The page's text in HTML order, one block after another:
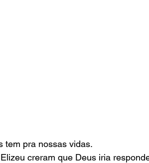
tem pra nossas vidas.
creram que Deus iria